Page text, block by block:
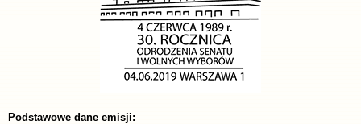
Podstawowe dane emisji: